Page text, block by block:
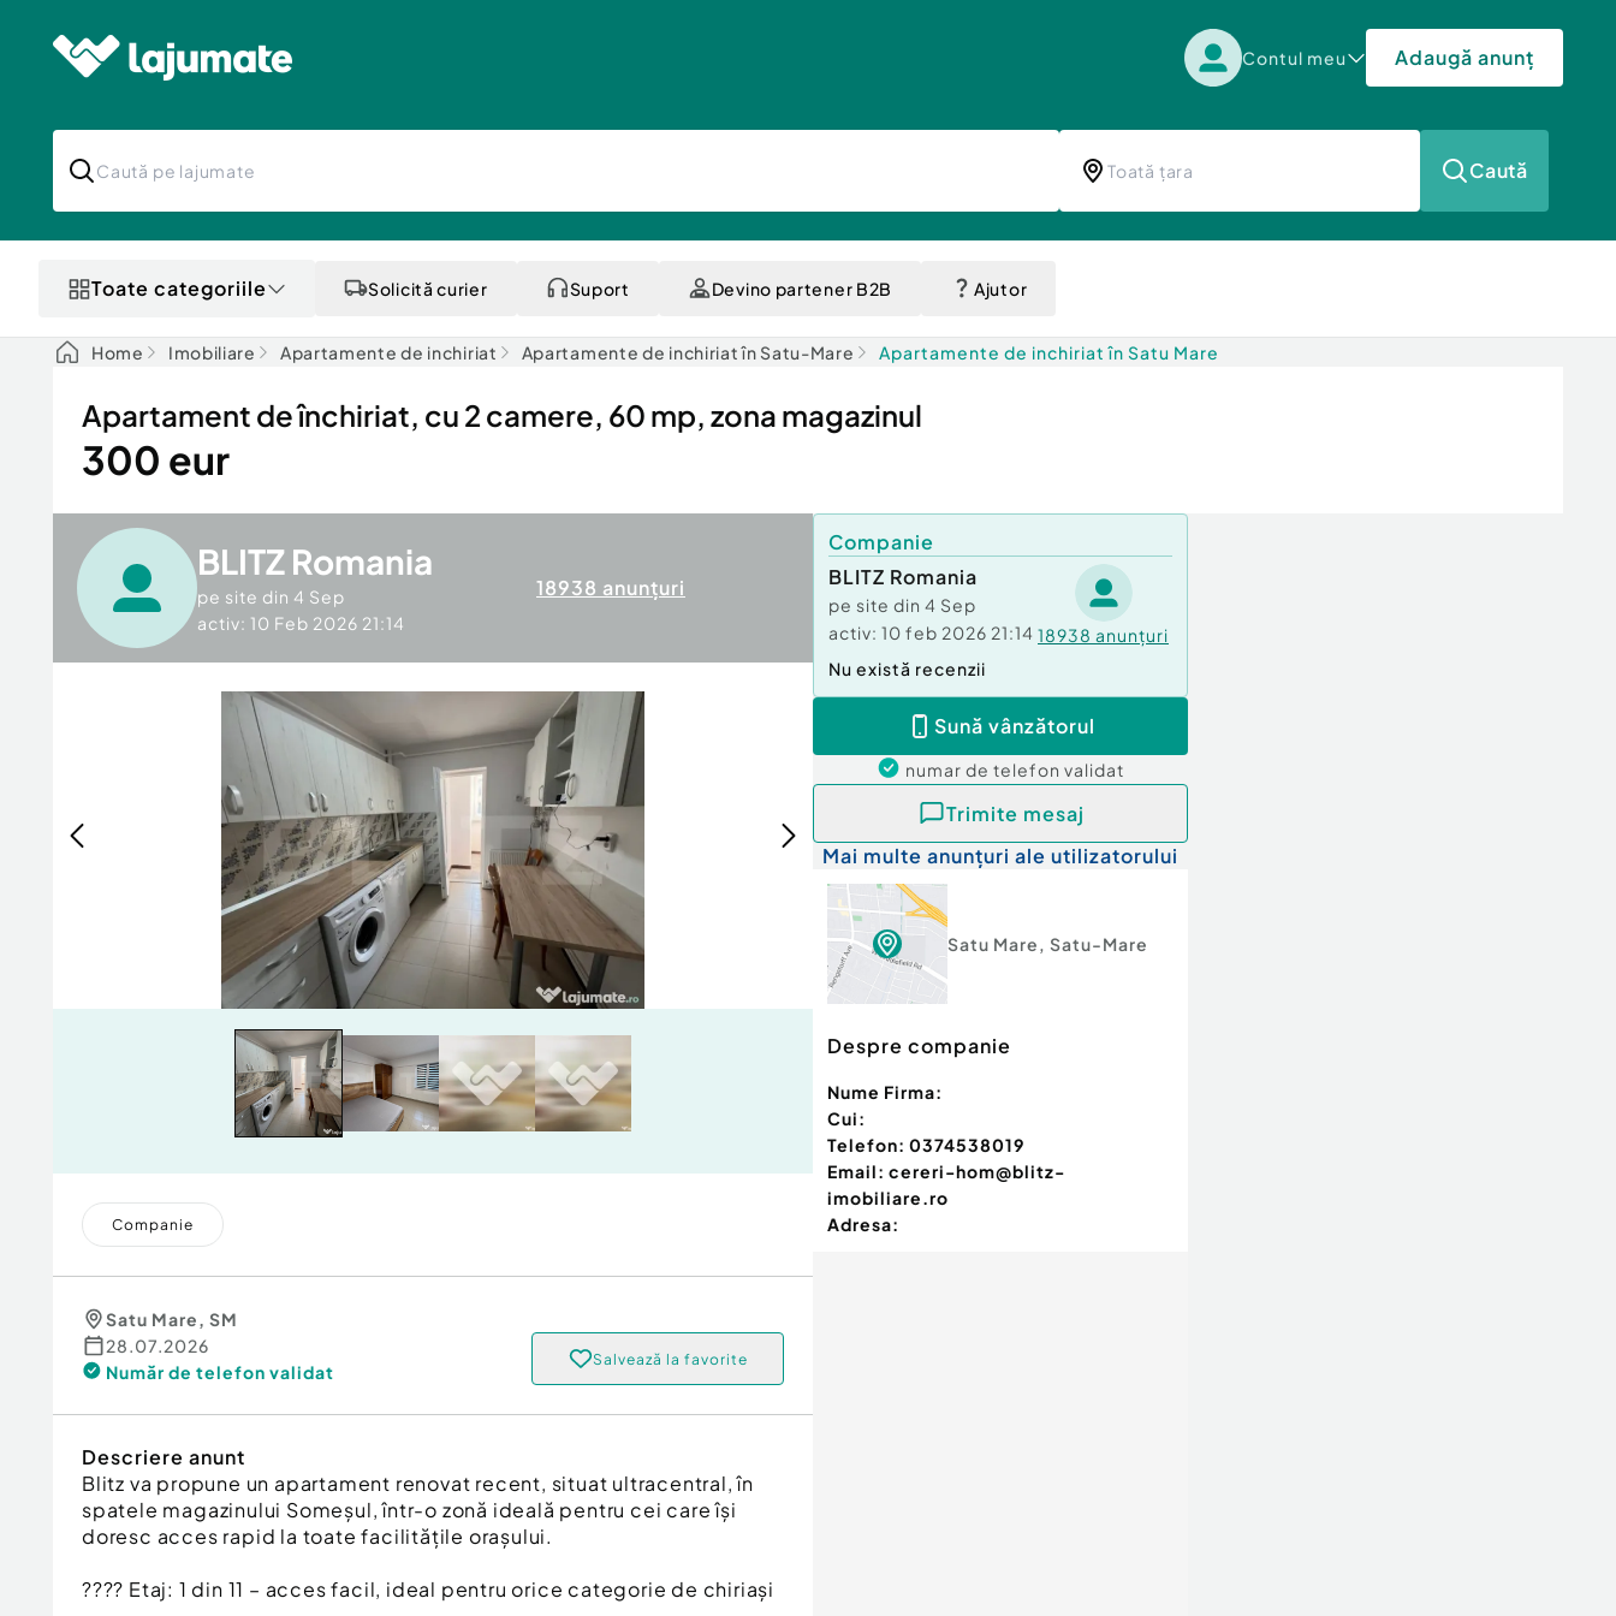
Contul meu Adaugă anunț
Caută
Toate categoriile Solicită curier Suport Devino partener B2B Ajutor
Home Imobiliare Apartamente de inchiriat Apartamente de inchiriat în Satu-Mare Apartamente de inchiriat în Satu Mare
Apartament de închiriat, cu 2 camere, 60 mp, zona magazinul
300 eur
BLITZ Romania
pe site din 4 Sep
activ: 10 Feb 2026 21:14
18938 anunțuri
Companie
Satu Mare, SM
28.07.2026
Număr de telefon validat
Salvează la favorite
Descriere anunt
Blitz va propune un apartament renovat recent, situat ultracentral, în
spatele magazinului Someșul, într-o zonă ideală pentru cei care își
doresc acces rapid la toate facilitățile orașului.
???? Etaj: 1 din 11 – acces facil, ideal pentru orice categorie de chiriași
Companie
BLITZ Romania
pe site din 4 Sep
activ: 10 feb 2026 21:14 18938 anunțuri
Nu există recenzii
Sună vânzătorul
numar de telefon validat
Trimite mesaj
Mai multe anunțuri ale utilizatorului
Satu Mare, Satu-Mare
Despre companie
Nume Firma:
Cui:
Telefon: 0374538019
Email: cereri-hom@blitz-
imobiliare.ro
Adresa: